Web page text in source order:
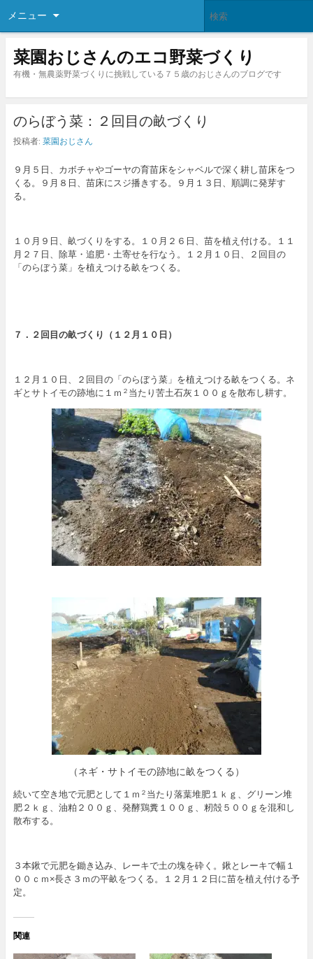
メニュー
菜園おじさんのエコ野菜づくり
有機・無農薬野菜づくりに挑戦している７５歳のおじさんのブログです
のらぼう菜：２回目の畝づくり
投稿者: 菜園おじさん
９月５日、カボチャやゴーヤの育苗床をシャベルで深く耕し苗床をつ
くる。９月８日、苗床にスジ播きする。９月１３日、順調に発芽す
る。
１０月９日、畝づくりをする。１０月２６日、苗を植え付ける。１１
月２７日、除草・追肥・土寄せを行なう。１２月１０日、２回目の
「のらぼう菜」を植えつける畝をつくる。
７．２回目の畝づくり（１２月１０日）
１２月１０日、２回目の「のらぼう菜」を植えつける畝をつくる。ネ
ギとサトイモの跡地に１ｍ ２ 当たり苦土石灰１００ｇを散布し耕す。
（ネギ・サトイモの跡地に畝をつくる）
続いて空き地で元肥として１ｍ ２ 当たり落葉堆肥１ｋｇ、グリーン堆
肥２ｋｇ、油粕２００ｇ、発酵鶏糞１００ｇ、籾殻５００ｇを混和し
散布する。
３本鍬で元肥を鋤き込み、レーキで土の塊を砕く。鍬とレーキで幅１
００ｃｍ×長さ３ｍの平畝をつくる。１２月１２日に苗を植え付ける予
定。
関連